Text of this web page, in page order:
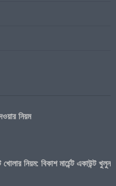
নিয়ম
নিয়ম: বিকাশ মার্চেন্ট একাউন্ট খুলুন